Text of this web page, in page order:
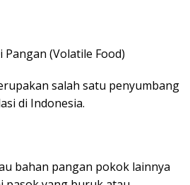
Pangan (Volatile Food)
salah satu penyumbang
di Indonesia.
bahan pangan pokok lainnya